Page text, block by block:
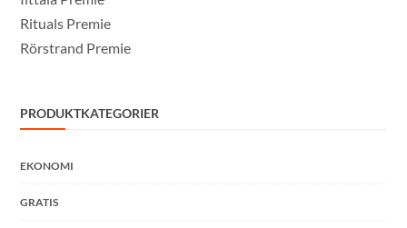
Rituals Premie
Rörstrand Premie
PRODUKTKATEGORIER
EKONOMI
GRATIS